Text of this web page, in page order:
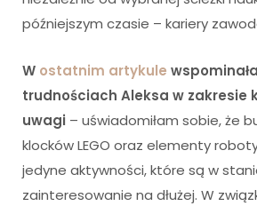
późniejszym czasie – kariery
W ostatnim artykule
trudnościach Aleksa w zakresie
uwagi – uświadomiłam sobie, że
klocków LEGO oraz elementy
jedyne aktywności, które są w
zainteresowanie na dłużej. W